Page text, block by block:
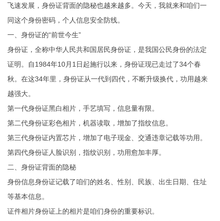
飞速发展，身份证背面的隐秘也越来越多。今天，我就来和咱们一
同这个身份密码，个人信息安全防线。
一、身份证的“前世今生”
身份证，全称中华人民共和国居民身份证，是我国公民身份的法定
证明。自1984年10月1日起施行以来，身份证现已走过了34个春
秋。在这34年里，身份证从一代到四代，不断升级换代，功用越来
越强大。
第一代身份证黑白相片，手艺填写，信息量有限。
第二代身份证彩色相片，机器读取，增加了指纹信息。
第三代身份证内置芯片，增加了电子现金、交通违章记载等功用。
第四代身份证人脸识别，指纹识别，功用愈加丰厚。
二、身份证背面的隐秘
身份信息身份证记载了咱们的姓名、性别、民族、出生日期、住址
等基本信息。
证件相片身份证上的相片是咱们身份的重要标识。